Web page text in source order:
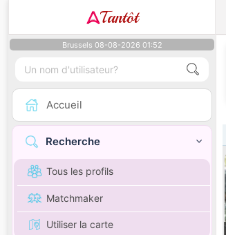
Tantôt
Brussels 08-08-2026 01:52
Accueil
Recherche
Tous les profils
Matchmaker
Utiliser la carte